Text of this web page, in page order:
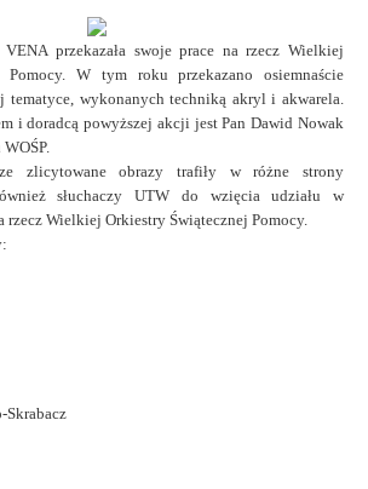
przekazała swoje prace na rzecz Wielkiej
Pomocy.W tym roku przekazano osiemnaście
tematyce, wykonanych techniką akryl i akwarela.
i doradcą powyższej akcji jest Pan Dawid Nowak
zlicytowane obrazy trafiły w różne strony
słuchaczy UTW do wzięcia udziału w
Wielkiej Orkiestry Świątecznej Pomocy.
Skrabacz